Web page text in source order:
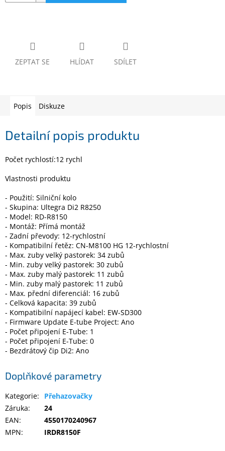
www.inpraise.cz
Telefony
tablety
sport
Dílna
a
Velké
spotřebiče
Počítače
a
notebooky
Elektronika
Domácnost
%
Black
Friday
VÝPRODEJ
Akční
zboží
TONERY
A
OEM
ZEPTAT SE HLÍDAT SDÍLET
Popis Diskuze
Detailní popis produktu
Počet rychlostí:12 rychl
Vlastnosti produktu
- Použití: Silniční kolo
- Skupina: Ultegra Di2 R8250
- Model: RD-R8150
- Montáž: Přímá montáž
- Zadní převody: 12-rychlostní
- Kompatibilní řetěz: CN-M8100 HG 12-rychlostní
- Max. zuby velký pastorek: 34 zubů
- Min. zuby velký pastorek: 30 zubů
- Max. zuby malý pastorek: 11 zubů
- Min. zuby malý pastorek: 11 zubů
- Max. přední diferenciál: 16 zubů
- Celková kapacita: 39 zubů
- Kompatibilní napájecí kabel: EW-SD300
- Firmware Update E-tube Project: Ano
- Počet připojení E-Tube: 1
- Počet připojení E-Tube: 0
- Bezdrátový čip Di2: Ano
Doplňkové parametry
Kategorie:
Přehazovačky
Záruka:
24
EAN:
4550170240967
MPN: IRDR8150F